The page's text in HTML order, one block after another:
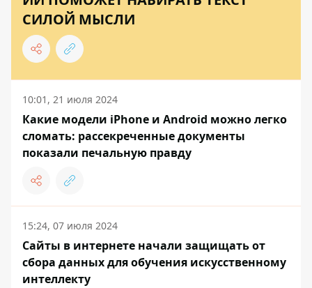
СИЛОЙ МЫСЛИ
10:01, 21 июля 2024
Какие модели iPhone и Android можно легко
сломать: рассекреченные документы
показали печальную правду
15:24, 07 июля 2024
Сайты в интернете начали защищать от
сбора данных для обучения искусственному
интеллекту